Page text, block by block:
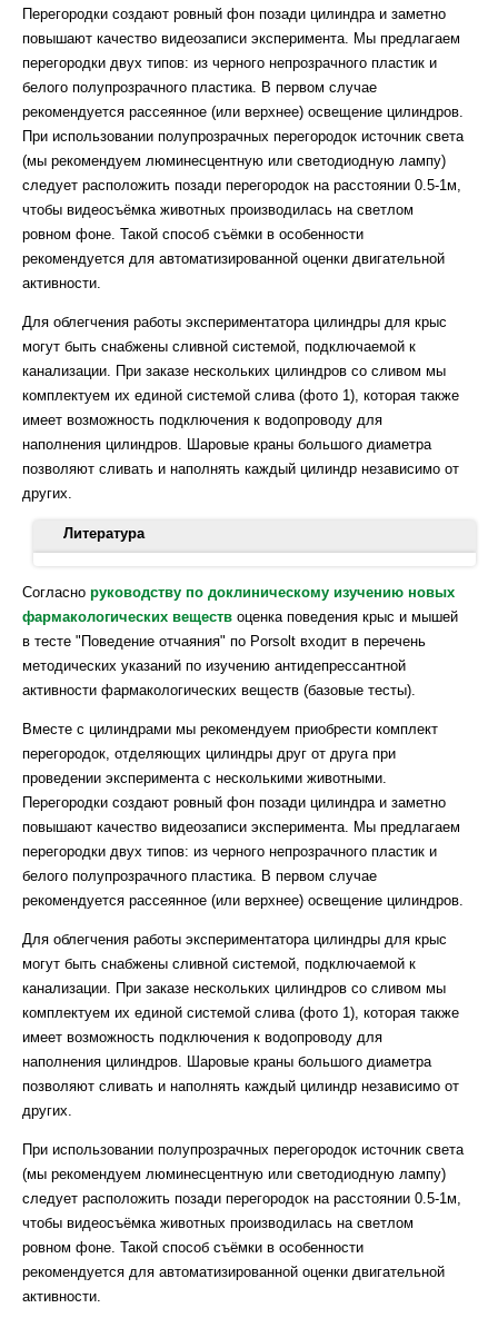
Перегородки создают ровный фон позади цилиндра и заметно
повышают качество видеозаписи эксперимента. Мы предлагаем
перегородки двух типов: из черного непрозрачного пластик и
белого полупрозрачного пластика. В первом случае
рекомендуется рассеянное (или верхнее) освещение цилиндров.
При использовании полупрозрачных перегородок источник света
(мы рекомендуем люминесцентную или светодиодную лампу)
следует расположить позади перегородок на расстоянии 0.5-1м,
чтобы видеосъёмка животных производилась на светлом
ровном фоне. Такой способ съёмки в особенности
рекомендуется для автоматизированной оценки двигательной
активности.
Для облегчения работы экспериментатора цилиндры для крыс
могут быть снабжены сливной системой, подключаемой к
канализации. При заказе нескольких цилиндров со сливом мы
комплектуем их единой системой слива (фото 1), которая также
имеет возможность подключения к водопроводу для
наполнения цилиндров. Шаровые краны большого диаметра
позволяют сливать и наполнять каждый цилиндр независимо от
других.
Литература
animal model sensitive to antidepressant treatments. Nature.
266(5604):730-2. doi: 10.1038/266730a0.
Porsolt RD, Bertin A. 1977. Behavioral despair in mice: A primary
screening test for antidepressants. / Arch. Int. Pharmacodyn., v.
Porsolt RD, Anton G, Blavet N, Jalfre M. 1978. Behavioural
despair in rats: a new model sensitive to antidepressant
treatments. Eur J Pharmacol. 47(4):379-91. doi: 10.1016/0014-
2999(78)90118-8.
Commons KG, Cholanians AB, Babb JA, Ehlinger DG. 2017.
The Rodent Forced Swim Test Measures Stress-Coping
Strategy, Not Depression-like Behavior. ACS Chem Neurosci.
8(5):955-960. doi: 10.1021/acschemneuro.7b00042.
Согласно руководству по доклиническому изучению новых
фармакологических веществ оценка поведения крыс и мышей
в тесте "Поведение отчаяния" по Porsolt входит в перечень
методических указаний по изучению антидепрессантной
активности фармакологических веществ (базовые тесты).
Вместе с цилиндрами мы рекомендуем приобрести комплект
перегородок, отделяющих цилиндры друг от друга при
проведении эксперимента с несколькими животными.
Перегородки создают ровный фон позади цилиндра и заметно
повышают качество видеозаписи эксперимента. Мы предлагаем
перегородки двух типов: из черного непрозрачного пластик и
белого полупрозрачного пластика. В первом случае
рекомендуется рассеянное (или верхнее) освещение цилиндров.
Для облегчения работы экспериментатора цилиндры для крыс
могут быть снабжены сливной системой, подключаемой к
канализации. При заказе нескольких цилиндров со сливом мы
комплектуем их единой системой слива (фото 1), которая также
имеет возможность подключения к водопроводу для
наполнения цилиндров. Шаровые краны большого диаметра
позволяют сливать и наполнять каждый цилиндр независимо от
других.
При использовании полупрозрачных перегородок источник света
(мы рекомендуем люминесцентную или светодиодную лампу)
следует расположить позади перегородок на расстоянии 0.5-1м,
чтобы видеосъёмка животных производилась на светлом
ровном фоне. Такой способ съёмки в особенности
рекомендуется для автоматизированной оценки двигательной
активности.